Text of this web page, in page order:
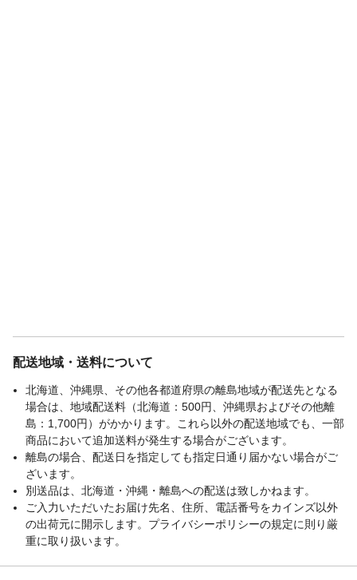
配送地域・送料について
北海道、沖縄県、その他各都道府県の離島地域が配送先となる
場合は、地域配送料（北海道：500円、沖縄県およびその他離
島：1,700円）がかかります。これら以外の配送地域でも、一部
商品において追加送料が発生する場合がございます。
離島の場合、配送日を指定しても指定日通り届かない場合がご
ざいます。
別送品は、北海道・沖縄・離島への配送は致しかねます。
ご入力いただいたお届け先名、住所、電話番号をカインズ以外
の出荷元に開示します。プライバシーポリシーの規定に則り厳
重に取り扱います。